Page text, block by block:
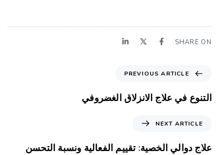
SHARE ON
PREVIOUS ARTICLE
التنوع في علاج الانزلاق الغضروفي
NEXT ARTICLE
علاج دوالي الخصية: تقييم الفعالية ونسبة التحسن